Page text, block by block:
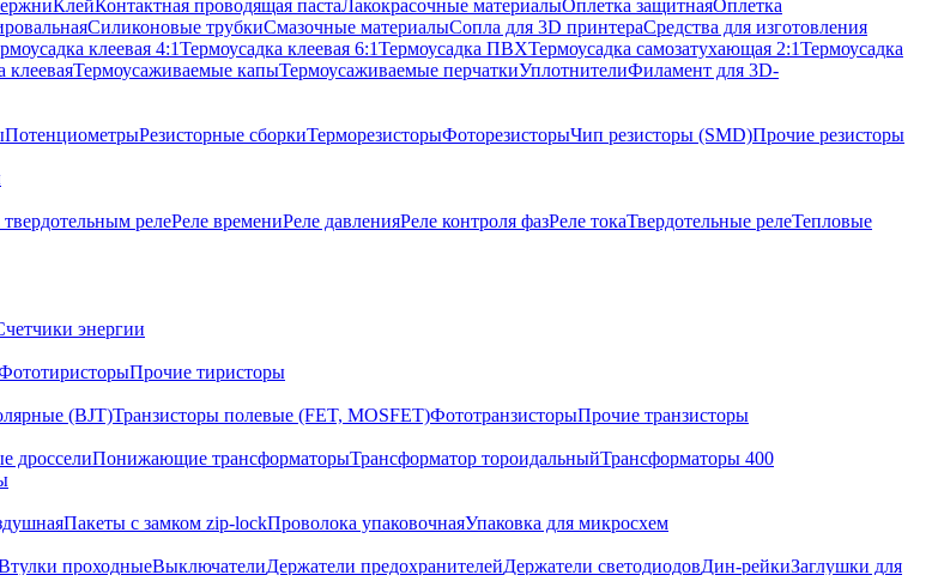
КлейКонтактная проводящая пастаЛакокрасочные материалыОплетка защитнаяОплетка
Силиконовые трубкиСмазочные материалыСопла для 3D принтераСредства для изготовления
клеевая 4:1Термоусадка клеевая 6:1Термоусадка ПВХТермоусадка самозатухающая 2:1Термоусадка
клееваяТермоусаживаемые капыТермоусаживаемые перчаткиУплотнителиФиламент для 3D-
ПотенциометрыРезисторные сборкиТерморезисторыФоторезисторыЧип резисторы (SMD)Прочие резисторы
релеРеле времениРеле давленияРеле контроля фазРеле токаТвердотельные релеТепловые
энергии
Прочие тиристоры
(BJT)Транзисторы полевые (FET, MOSFET)ФототранзисторыПрочие транзисторы
дросселиПонижающие трансформаторыТрансформатор тороидальныйТрансформаторы 400
Пакеты с замком zip-lockПроволока упаковочнаяУпаковка для микросхем
проходныеВыключателиДержатели предохранителейДержатели светодиодовДин-рейкиЗаглушки для